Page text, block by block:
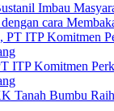
Imbau
cara
ITP Komitmen